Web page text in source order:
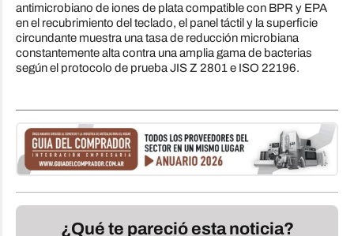
antimicrobiano de iones de plata compatible con BPR y EPA
en el recubrimiento del teclado, el panel táctil y la superficie
circundante muestra una tasa de reducción microbiana
constantemente alta contra una amplia gama de bacterias
según el protocolo de prueba JIS Z 2801 e ISO 22196.
¿Qué te pareció esta noticia?